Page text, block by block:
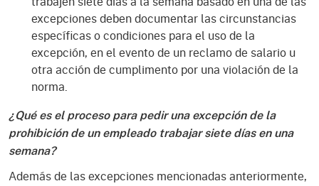
excepciones deben documentar las circunstancias
específicas o condiciones para el uso de la
excepción, en el evento de un reclamo de salario u
otra acción de cumplimento por una violación de la
norma.
¿Qué es el proceso para pedir una excepción de la
prohibición de un empleado trabajar siete días en una
semana?
Además de las excepciones mencionadas anteriormente,